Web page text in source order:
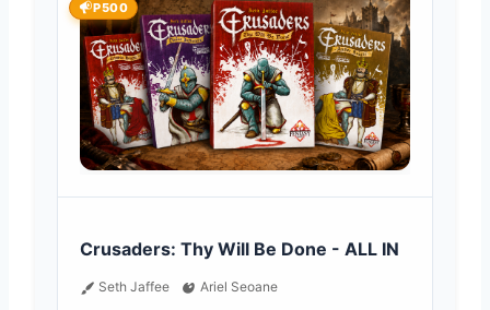
P500
Crusaders: Thy Will Be Done - ALL IN
Seth Jaffee Ariel Seoane